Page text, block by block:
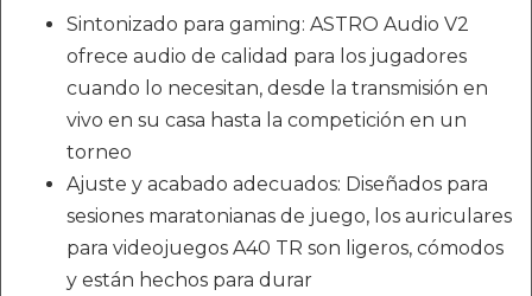
Sintonizado para gaming: ASTRO Audio V2
ofrece audio de calidad para los jugadores
cuando lo necesitan, desde la transmisión en
vivo en su casa hasta la competición en un
torneo
Ajuste y acabado adecuados: Diseñados para
sesiones maratonianas de juego, los auriculares
para videojuegos A40 TR son ligeros, cómodos
y están hechos para durar